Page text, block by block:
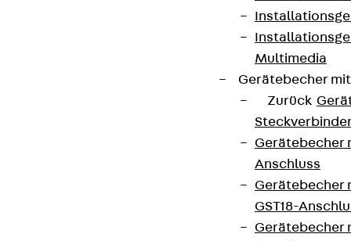
Multimedia
Gerätebecher
Zurück
Gerätebecher
Anschluss
Gerätebecher
GST18-
Gerätebecher